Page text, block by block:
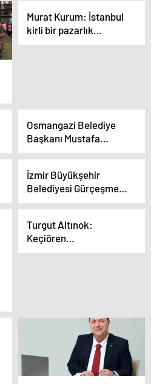
Murat Kurum: İstanbul
kirli bir pazarlık
masasına yatırılmıştır
Osmangazi Belediye
Başkanı Mustafa
Dündar, Ayakkabıcı
İzmir Büyükşehir
Belediyesi Gürçeşme
Çocuk Belediyesi
Turgut Altınok:
Keçiören
Belediyesinde İşçilerin